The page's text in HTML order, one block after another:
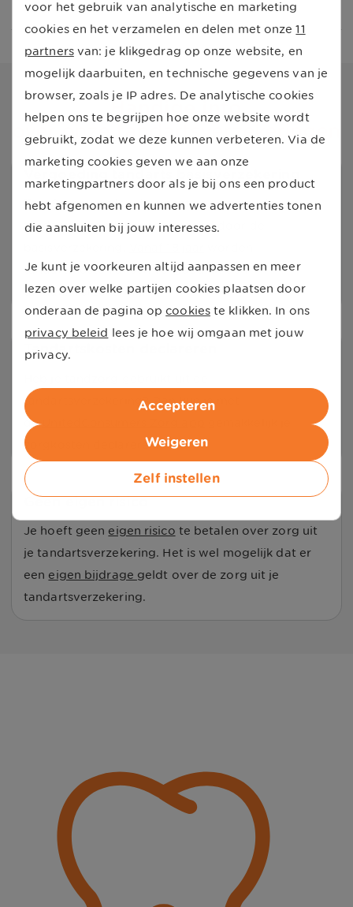
wachttijd)
Handige info
over onze tandartsverzekeringen
Tot 18 jaarworden de meest voorkomende
tandartsbehandelingen vergoed door de
tandartskosten alleen vergoed uit een
tandartsverzekering.
Tandartskosten declareren
tandartsverzekering? Dan kun je met
de
zorgkosten declareren.
Geen eigen risico
Je hoeft geen eigen risico te betalen over zorg uit
je tandartsverzekering. Het is wel mogelijk dat er
een eigen bijdrage geldt over de zorg uit je
tandartsverzekering.
voor het gebruik van analytische en marketing
cookies en het verzamelen en delen met onze 11
partners van: je klikgedrag op onze website, en
mogelijk daarbuiten, en technische gegevens van je
browser, zoals je IP adres. De analytische cookies
helpen ons te begrijpen hoe onze website wordt
gebruikt, zodat we deze kunnen verbeteren. Via de
marketing cookies geven we aan onze
marketingpartners door als je bij ons een product
hebt afgenomen en kunnen we advertenties tonen
die aansluiten bij jouw interesses.
Je kunt je voorkeuren altijd aanpassen en meer
lezen over welke partijen cookies plaatsen door
onderaan de pagina op cookies te klikken. In ons
privacy beleid lees je hoe wij omgaan met jouw
privacy.
Accepteren
Weigeren
Zelf instellen